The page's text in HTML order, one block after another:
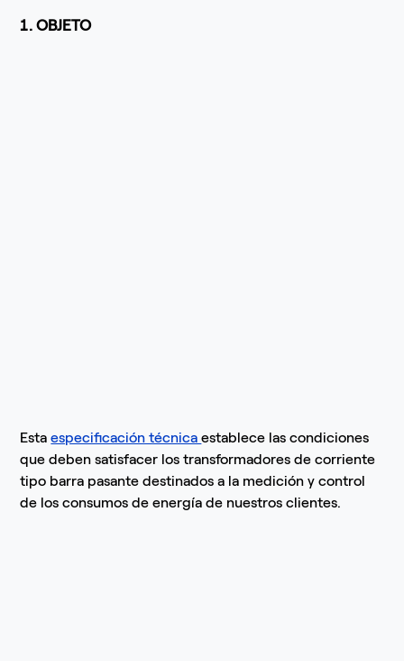
1. OBJETO
Estaespecificación técnicaestablece las condiciones
que deben satisfacer los transformadores de corriente
tipo barra pasante destinados a la medición y control
de los consumos de energía de nuestros clientes.